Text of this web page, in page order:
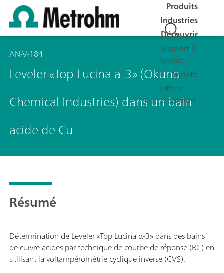
Produits
Industries
Découvrir
Support &
Service
Société
Offres
d'emplois
AN-V-184
Leveler «Top Lucina a-3» (Okuno
Chemical Industries) dans un bain
acide de Cu
Résumé
Détermination de Leveler «Top Lucina α-3» dans des bains
de cuivre acides par technique de courbe de réponse (RC) en
utilisant la voltampérométrie cyclique inverse (CVS).